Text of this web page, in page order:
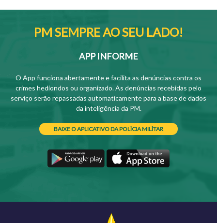
PM SEMPRE AO SEU LADO!
APP INFORME
O App funciona abertamente e facilita as denúncias contra os
crimes hediondos ou organizado. As denúncias recebidas pelo
serviço serão repassadas automaticamente para a base de dados
da inteligência da PM.
BAIXE O APLICATIVO DA POLÍCIA MILÍTAR